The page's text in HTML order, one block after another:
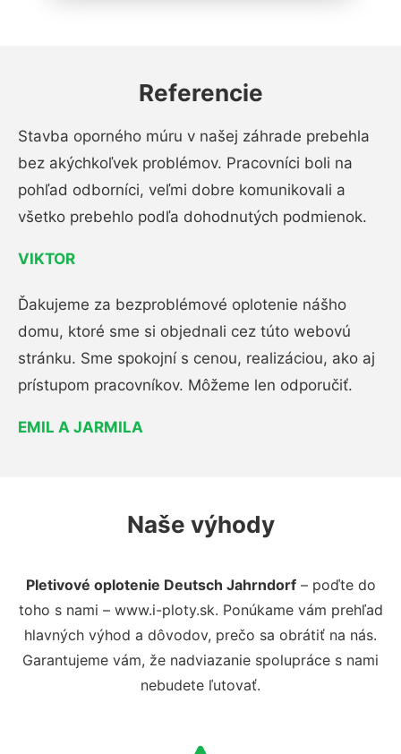
Referencie
Stavba oporného múru v našej záhrade prebehla
bez akýchkoľvek problémov. Pracovníci boli na
pohľad odborníci, veľmi dobre komunikovali a
všetko prebehlo podľa dohodnutých podmienok.
VIKTOR
Ďakujeme za bezproblémové oplotenie nášho
domu, ktoré sme si objednali cez túto webovú
stránku. Sme spokojní s cenou, realizáciou, ako aj
prístupom pracovníkov. Môžeme len odporučiť.
EMIL A JARMILA
Naše výhody
Pletivové oplotenie Deutsch Jahrndorf– poďte do
toho s nami – www.i-ploty.sk. Ponúkame vám prehľad
hlavných výhod a dôvodov, prečo sa obrátiť na nás.
Garantujeme vám, že nadviazanie spolupráce s nami
nebudete ľutovať.